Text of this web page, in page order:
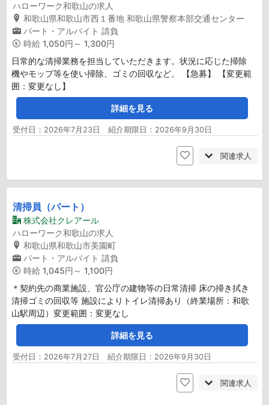
ハローワーク和歌山の求人
和歌山県和歌山市西１番地 和歌山県警察本部交通センター
パート・アルバイト 請負
時給 1,050円～ 1,300円
日常的な清掃業務を担当していただきます。状況に応じた掃除
機やモップ等を使い掃除、ゴミの回収など。 【急募】 【変更範
囲：変更なし】
詳細を見る
受付日：2026年7月23日 紹介期限日：2026年9月30日
関連求人
清掃員（パート）
株式会社クレアール
ハローワーク和歌山の求人
和歌山県和歌山市美園町
パート・アルバイト 請負
時給 1,045円～ 1,100円
＊契約先の商業施設、官公庁の建物等の日常清掃 床の掃き拭き
清掃ゴミの回収等 施設によりトイレ清掃あり（終業場所：和歌
山駅周辺）変更範囲：変更なし
詳細を見る
受付日：2026年7月27日 紹介期限日：2026年9月30日
関連求人